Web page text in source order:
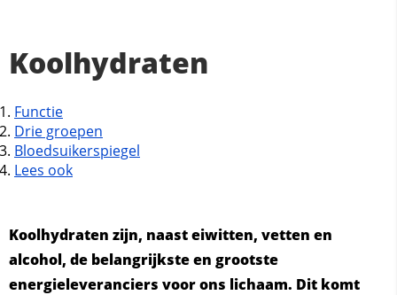
Koolhydraten
Functie
Drie groepen
Bloedsuikerspiegel
Lees ook
Koolhydraten zijn, naast eiwitten, vetten en
alcohol, de belangrijkste en grootste
energieleveranciers voor ons lichaam. Dit komt